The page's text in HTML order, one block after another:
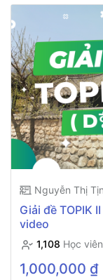
Nguyễn Thị
Giải đề TOPIK
video
1,108 Học
1,000,000 ₫